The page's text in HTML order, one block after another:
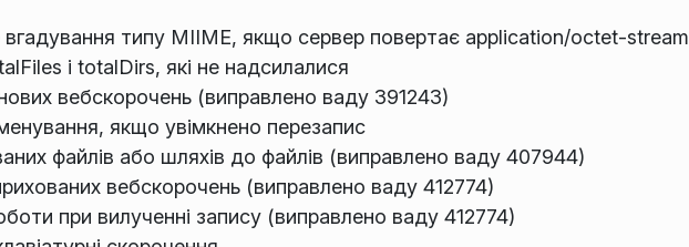
вгадування типу MIIME, якщо сервер повертає application/octet-stream
і totalDirs, які не надсилалися
вебскорочень (виправлено ваду 391243)
якщо увімкнено перезапис
файлів або шляхів до файлів (виправлено ваду 407944)
вебскорочень (виправлено ваду 412774)
при вилученні запису (виправлено ваду 412774)